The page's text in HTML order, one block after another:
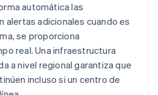
automática las
alertas adicionales cuando es
se proporciona
real. Una infraestructura
a nivel regional garantiza que
incluso si un centro de